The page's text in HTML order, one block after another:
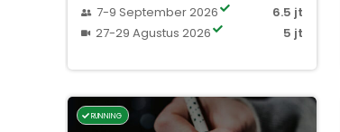
7-9 September 2026
6.5 jt
27-29 Agustus 2026
5 jt
RUNNING